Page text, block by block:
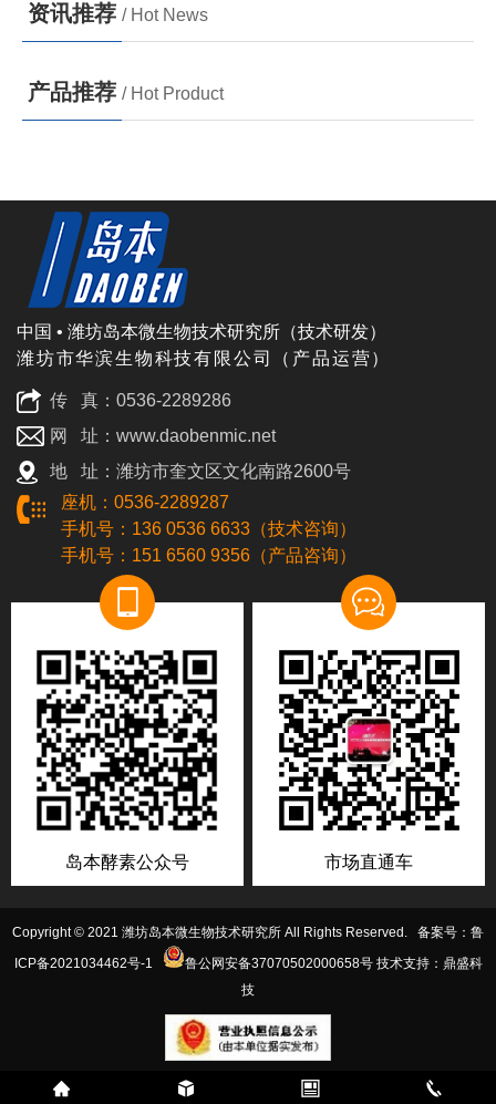
资讯推荐 / Hot News
产品推荐 / Hot Product
中国 • 潍坊岛本微生物技术研究所（技术研发）
潍坊市华滨生物科技有限公司（产品运营）
传 真：0536-2289286
网 址：www.daobenmic.net
地 址：潍坊市奎文区文化南路2600号
座机：0536-2289287
手机号：136 0536 6633（技术咨询）
手机号：151 6560 9356（产品咨询）
岛本酵素公众号 市场直通车
Copyright © 2021 潍坊岛本微生物技术研究所 All Rights Reserved. 备案号： 鲁
ICP备2021034462号-1
鲁公网安备37070502000658号 技术支持：鼎盛科
技